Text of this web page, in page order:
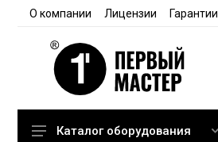
О компании Лицензии Гарантии
Каталог оборудования